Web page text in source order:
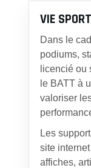
VIE
Dans le
podiums,
licencié ou
le BATT à
valoriser
Les
site
affiches,